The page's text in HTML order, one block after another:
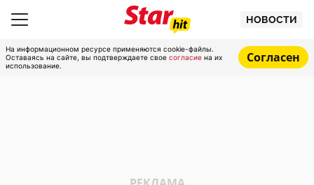
НОВОСТИ
На информационном ресурсе применяются cookie-файлы.
Оставаясь на сайте, вы подтверждаете свое согласие на их
использование.
Согласен